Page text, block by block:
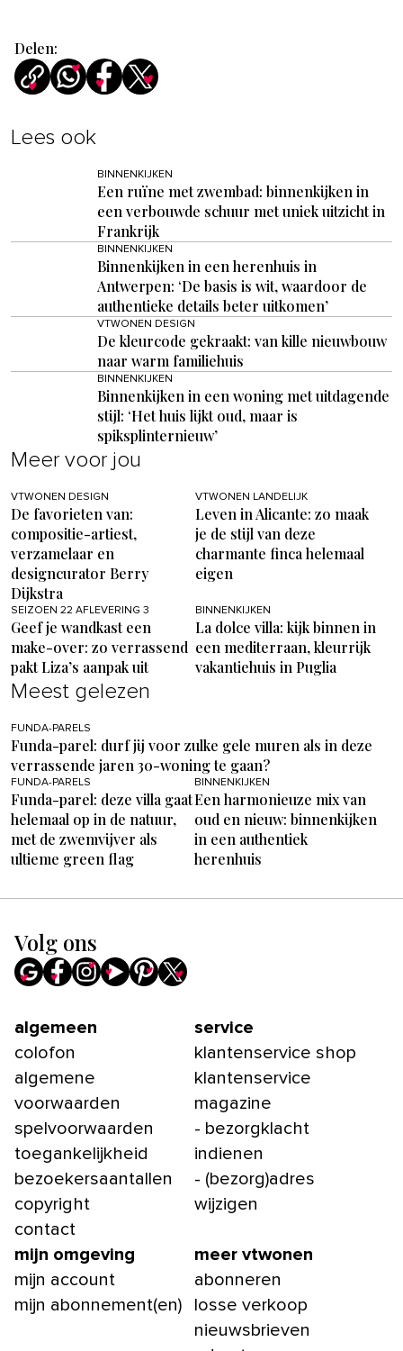
Delen:
Lees ook
BINNENKIJKEN
Een ruïne met zwembad: binnenkijken in
een verbouwde schuur met uniek uitzicht in
Frankrijk
BINNENKIJKEN
Binnenkijken in een herenhuis in
Antwerpen: ‘De basis is wit, waardoor de
authentieke details beter uitkomen’
VTWONEN DESIGN
De kleurcode gekraakt: van kille nieuwbouw
naar warm familiehuis
BINNENKIJKEN
Binnenkijken in een woning met uitdagende
stijl: ‘Het huis lijkt oud, maar is
spiksplinternieuw’
Meer voor jou
VTWONEN DESIGN
De favorieten van:
compositie-artiest,
verzamelaar en
designcurator Berry
Dijkstra
VTWONEN LANDELIJK
Leven in Alicante: zo maak
je de stijl van deze
charmante finca helemaal
eigen
SEIZOEN 22 AFLEVERING 3
Geef je wandkast een
make-over: zo verrassend
pakt Liza’s aanpak uit
BINNENKIJKEN
La dolce villa: kijk binnen in
een mediterraan, kleurrijk
vakantiehuis in Puglia
Meest gelezen
FUNDA-PARELS
Funda-parel: durf jij voor zulke gele muren als in deze
verrassende jaren 30-woning te gaan?
FUNDA-PARELS
Funda-parel: deze villa gaat
helemaal op in de natuur,
met de zwemvijver als
ultieme green flag
BINNENKIJKEN
Een harmonieuze mix van
oud en nieuw: binnenkijken
in een authentiek
herenhuis
Volg ons
algemeen
colofon
algemene
voorwaarden
spelvoorwaarden
toegankelijkheid
bezoekersaantallen
copyright
contact
service
klantenservice shop
klantenservice
magazine
- bezorgklacht
indienen
- (bezorg)adres
wijzigen
mijn omgeving
mijn account
mijn abonnement(en)
meer vtwonen
abonneren
losse verkoop
nieuwsbrieven